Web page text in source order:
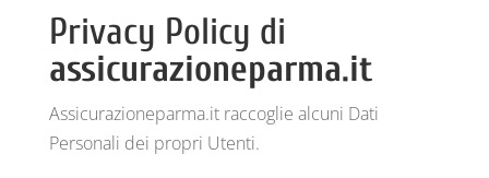
Privacy Policy di
assicurazioneparma.it
Assicurazioneparma.it raccoglie alcuni Dati
Personali dei propri Utenti.